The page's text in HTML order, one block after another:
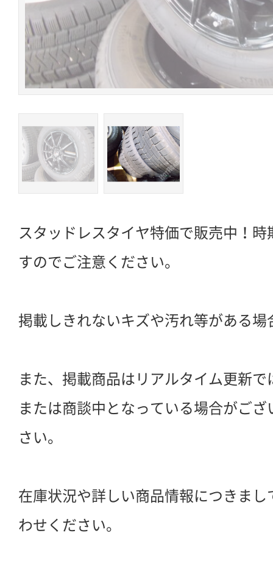
スタッドレスタイヤ特価で販売中！
すのでご注意ください。
掲載しきれないキズや汚れ等がある場
また、掲載商品はリアルタイム更新
または商談中となっている場合がご
さい。
在庫状況や詳しい商品情報につきま
わせください。